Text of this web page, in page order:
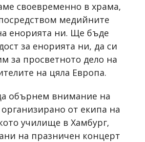
своевременно в храма,
медийните
енорията ни. Ще бъде
за енорията ни, да си
за просветното дело на
на цяла Европа.
обърнем внимание на
от екипа на
училище в Хамбург,
на празничен концерт